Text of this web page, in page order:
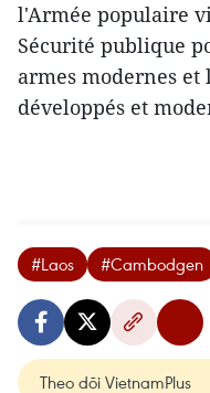
l'Armée populaire
Sécurité publique
armes modernes
développés et
#Laos #Cambodgen
Theo dõi VietnamPlus